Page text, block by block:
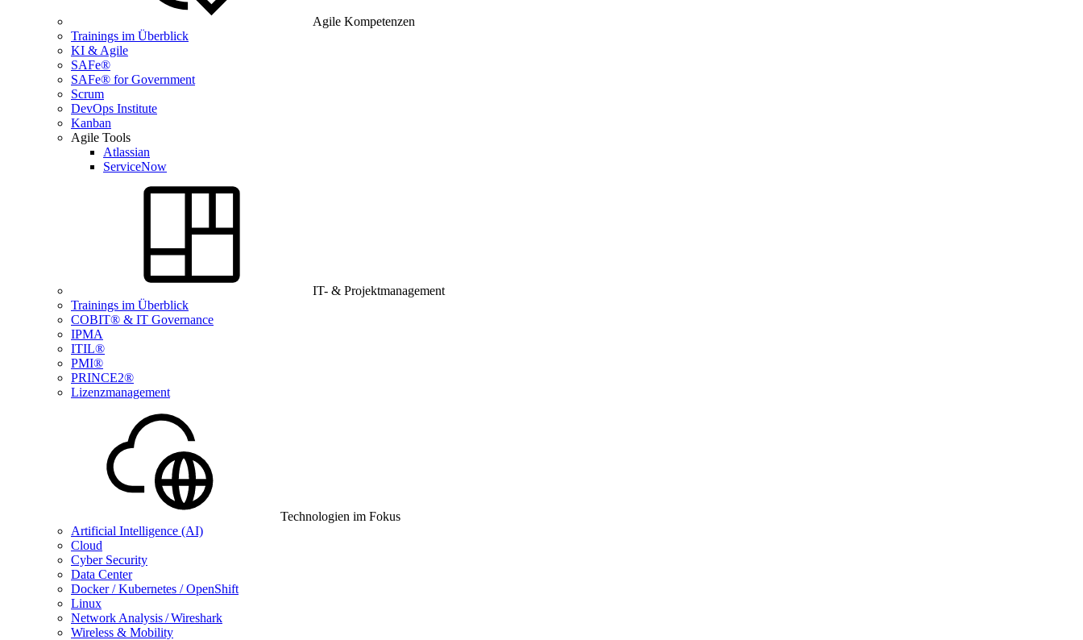
Agile Kompetenzen
Trainings im Überblick
KI & Agile
SAFe®
SAFe® for Government
Scrum
DevOps Institute
Kanban
Agile Tools
Atlassian
ServiceNow
IT- & Projektmanagement
Trainings im Überblick
COBIT® & IT Governance
IPMA
ITIL®
PMI®
PRINCE2®
Lizenzmanagement
Technologien im Fokus
Artificial Intelligence (AI)
Cloud
Cyber Security
Data Center
Docker / Kubernetes / OpenShift
Linux
Network Analysis / Wireshark
Wireless & Mobility